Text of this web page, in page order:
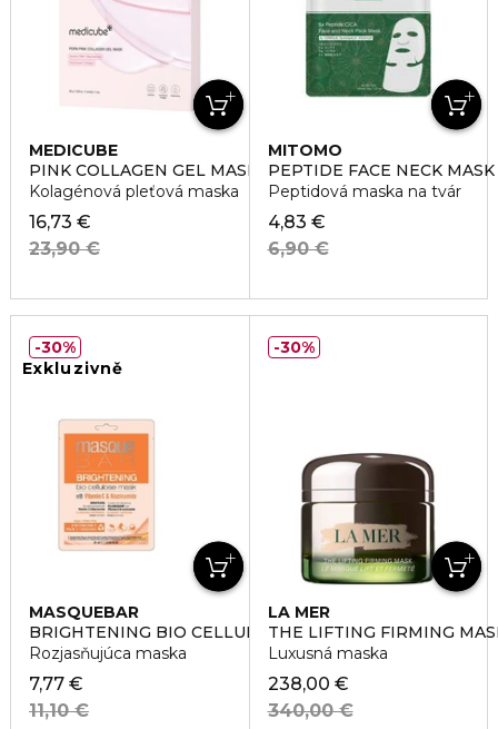
MEDICUBE
PINK COLLAGEN GEL MASK
Kolagénová pleťová maska
16,73 €
23,90 €
MITOMO
PEPTIDE FACE NECK MASK
Peptidová maska na tvár
4,83 €
6,90 €
Exkluzivně
MASQUEBAR
BRIGHTENING BIO CELLULOSE SHEET MASK
Rozjasňujúca maska
7,77 €
11,10 €
30%
LA MER
THE LIFTING FIRMING
Luxusná maska
238,00 €
340,00 €
30%